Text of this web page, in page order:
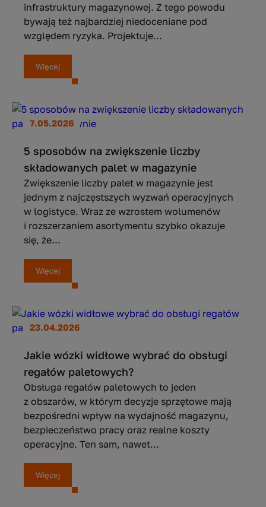
infrastruktury magazynowej. Z tego powodu
bywają też najbardziej niedoceniane pod
względem ryzyka. Projektuje...
Więcej
7.05.2026
5 sposobów na zwiększenie liczby
składowanych palet w magazynie
Zwiększenie liczby palet w magazynie jest
jednym z najczęstszych wyzwań operacyjnych
w logistyce. Wraz ze wzrostem wolumenów
i rozszerzaniem asortymentu szybko okazuje
się, że...
Więcej
23.04.2026
Jakie wózki widłowe wybrać do obsługi
regałów paletowych?
Obsługa regałów paletowych to jeden
z obszarów, w którym decyzje sprzętowe mają
bezpośredni wpływ na wydajność magazynu,
bezpieczeństwo pracy oraz realne koszty
operacyjne. Ten sam, nawet...
Więcej